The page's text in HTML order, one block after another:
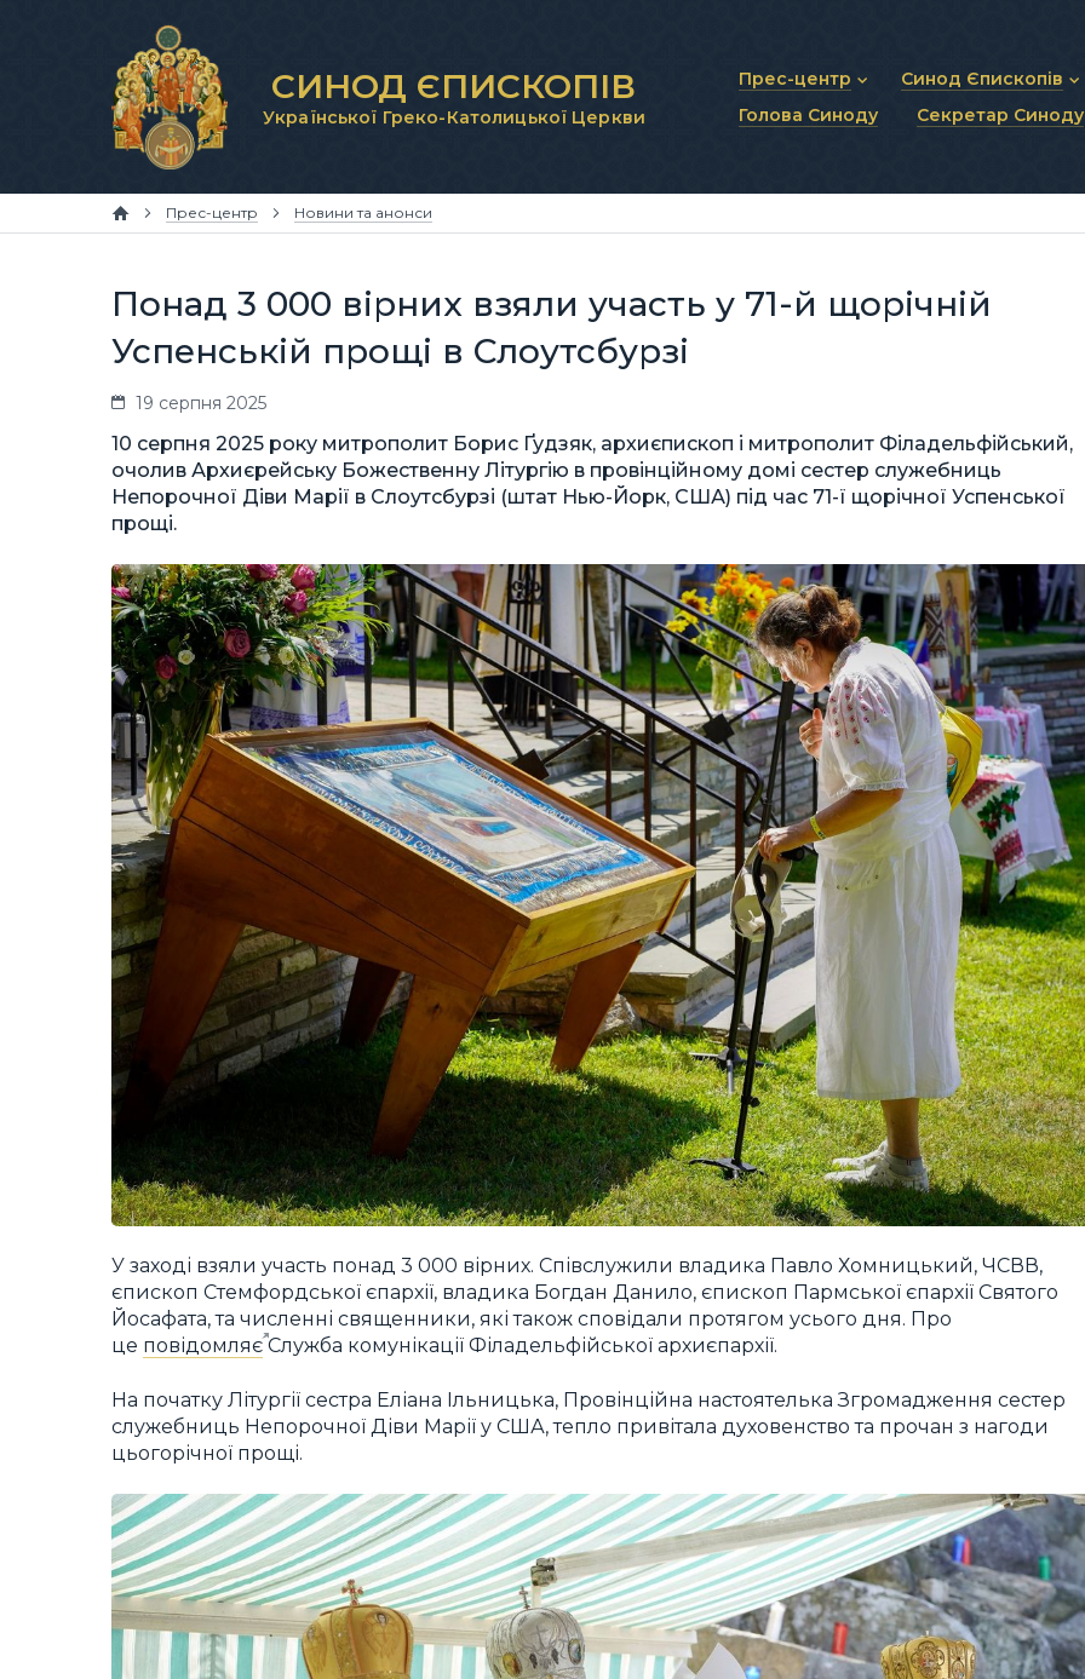
СИНОД ЄПИСКОПІВ
Української Греко-Католицької Церкви
Прес-центр
Новини та анонси
Синод Єпископів
Статут Синоду
Синодальні органи
Голова Синоду Секретар Синоду
Прес-центр Новини та анонси
Понад 3 000 вірних взяли участь у 71-й щорічній
Успенській прощі в Слоутсбурзі
19 серпня 2025
10 серпня 2025 року митрополит Борис Ґудзяк, архиєпископ і митрополит Філадельфійський,
очолив Архиєрейську Божественну Літургію в провінційному домі сестер служебниць
Непорочної Діви Марії в Слоутсбурзі (штат Нью-Йорк, США) під час 71-ї щорічної Успенської
прощі.
У заході взяли участь понад 3 000 вірних. Співслужили владика Павло Хомницький, ЧСВВ,
єпископ Стемфордської єпархії, владика Богдан Данило, єпископ Пармської єпархії Святого
Йосафата, та численні священники, які також сповідали протягом усього дня. Про
це повідомляєСлужба комунікації Філадельфійської архиєпархії.
На початку Літургії сестра Еліана Ільницька, Провінційна настоятелька Згромадження сестер
служебниць Непорочної Діви Марії у США, тепло привітала духовенство та прочан з нагоди
цьогорічної прощі.